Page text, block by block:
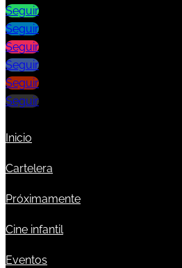
Seguir
Seguir
Seguir
Seguir
Seguir
Seguir
Inicio
Cartelera
Próximamente
Cine infantil
Eventos